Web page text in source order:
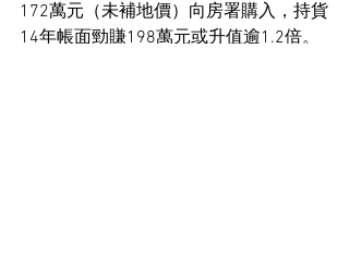
172萬元（未補地價）向房署購入，持貨
14年帳面勁賺198萬元或升值逾1.2倍。